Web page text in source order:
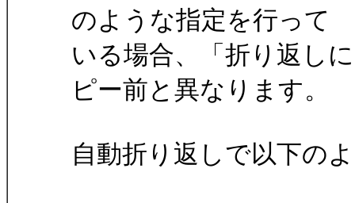
のような指定を行って
いる場合、「折り返し
ピー前と異なります。
自動折り返しで以下の